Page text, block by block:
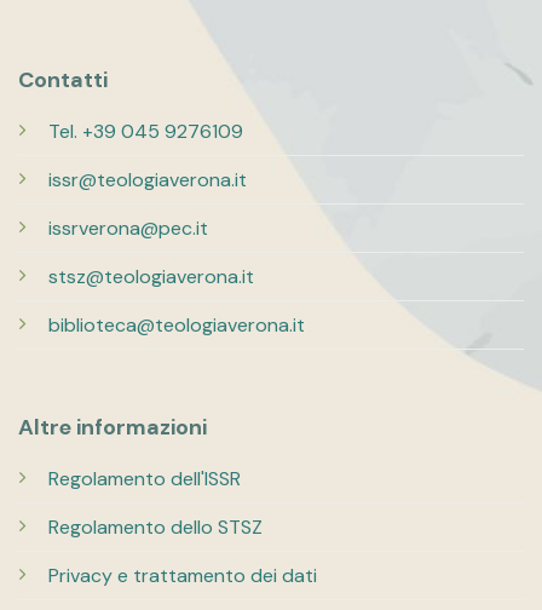
Contatti
Tel. +39 045 9276109
issr@teologiaverona.it
issrverona@pec.it
stsz@teologiaverona.it
biblioteca@teologiaverona.it
Altre informazioni
Regolamento dell'ISSR
Regolamento dello STSZ
Privacy e trattamento dei dati